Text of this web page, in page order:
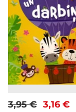
3,16 €
3,95 €